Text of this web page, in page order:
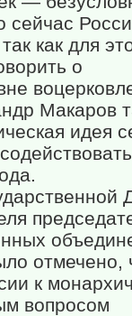
сейчас
как для
о
Макаров
идея
отмечено,
к
вопросом